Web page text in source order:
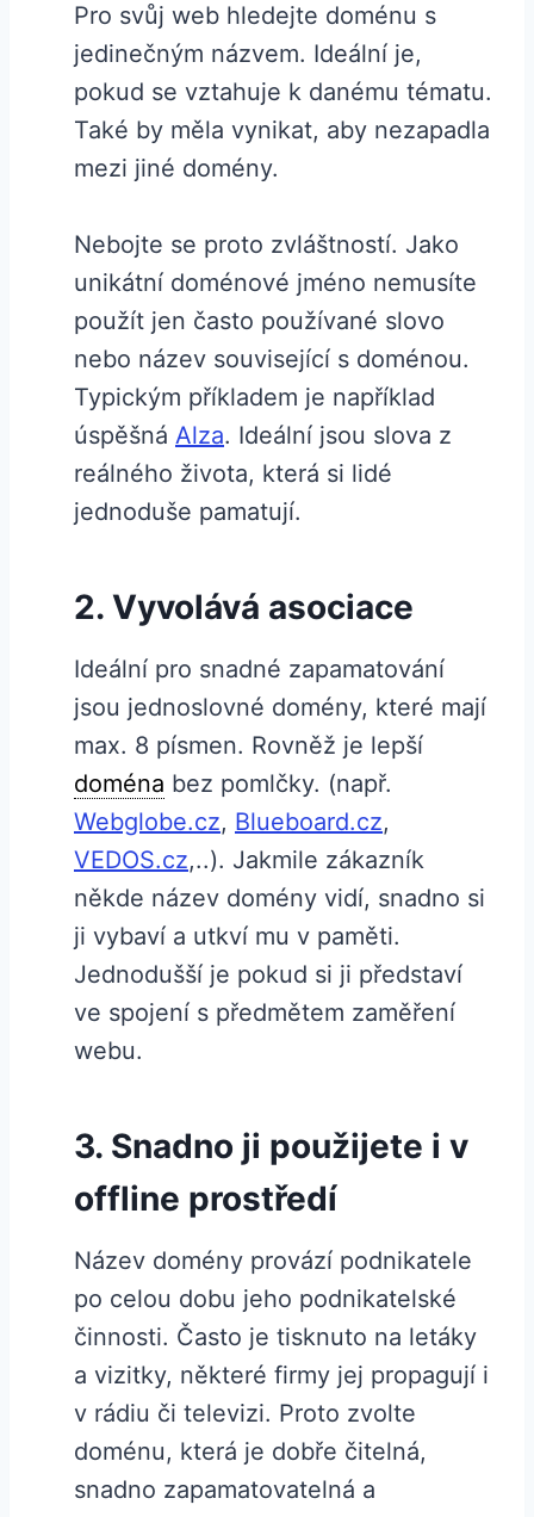
Pro svůj web hledejte doménu s
jedinečným názvem. Ideální je,
pokud se vztahuje k danému tématu.
Také by měla vynikat, aby nezapadla
mezi jiné domény.
Nebojte se proto zvláštností. Jako
unikátní doménové jméno nemusíte
použít jen často používané slovo
nebo název související s doménou.
Typickým příkladem je například
úspěšná Alza. Ideální jsou slova z
reálného života, která si lidé
jednoduše pamatují.
2. Vyvolává asociace
Ideální pro snadné zapamatování
jsou jednoslovné domény, které mají
max. 8 písmen. Rovněž je lepší
doména bez pomlčky. (např.
Webglobe.cz, Blueboard.cz,
VEDOS.cz,..). Jakmile zákazník
někde název domény vidí, snadno si
ji vybaví a utkví mu v paměti.
Jednodušší je pokud si ji představí
ve spojení s předmětem zaměření
webu.
3. Snadno ji použijete i v
offline prostředí
Název domény provází podnikatele
po celou dobu jeho podnikatelské
činnosti. Často je tisknuto na letáky
a vizitky, některé firmy jej propagují i
v rádiu či televizi. Proto zvolte
doménu, která je dobře čitelná,
snadno zapamatovatelná a